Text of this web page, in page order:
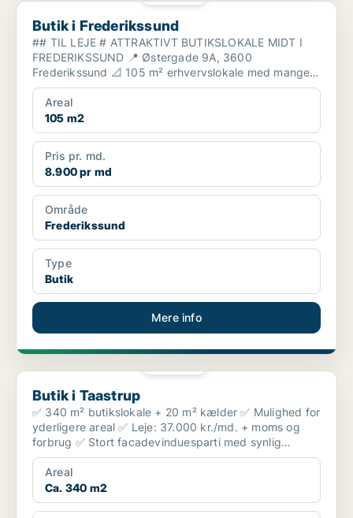
Butik i Frederikssund
Butik i Frederikssund
## TIL LEJE # ATTRAKTIVT BUTIKSLOKALE MIDT I
FREDERIKSSUND 📍 Østergade 9A, 3600
Frederikssund 📐 105 m² erhvervslokale med mange
muligheder Nu har...
Areal
105 m2
Pris pr. md.
8.900 pr md
Område
Frederikssund
Type
Butik
Mere info
Butik i Taastrup
Butik i Taastrup
✅ 340 m² butikslokale + 20 m² kælder ✅ Mulighed for
yderligere areal ✅ Leje: 37.000 kr./md. + moms og
forbrug ✅ Stort facadevinduesparti med synlig
placer...
Areal
Ca. 340 m2